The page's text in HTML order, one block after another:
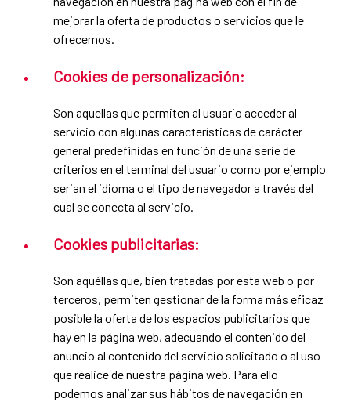
mejorar la oferta de productos o servicios que le
ofrecemos.
Cookies de personalización:
Son aquellas que permiten al usuario acceder al
servicio con algunas características de carácter
general predefinidas en función de una serie de
criterios en el terminal del usuario como por ejemplo
serian el idioma o el tipo de navegador a través del
cual se conecta al servicio.
Cookies publicitarias:
Son aquéllas que, bien tratadas por esta web o por
terceros, permiten gestionar de la forma más eficaz
posible la oferta de los espacios publicitarios que
hay en la página web, adecuando el contenido del
anuncio al contenido del servicio solicitado o al uso
que realice de nuestra página web. Para ello
podemos analizar sus hábitos de navegación en